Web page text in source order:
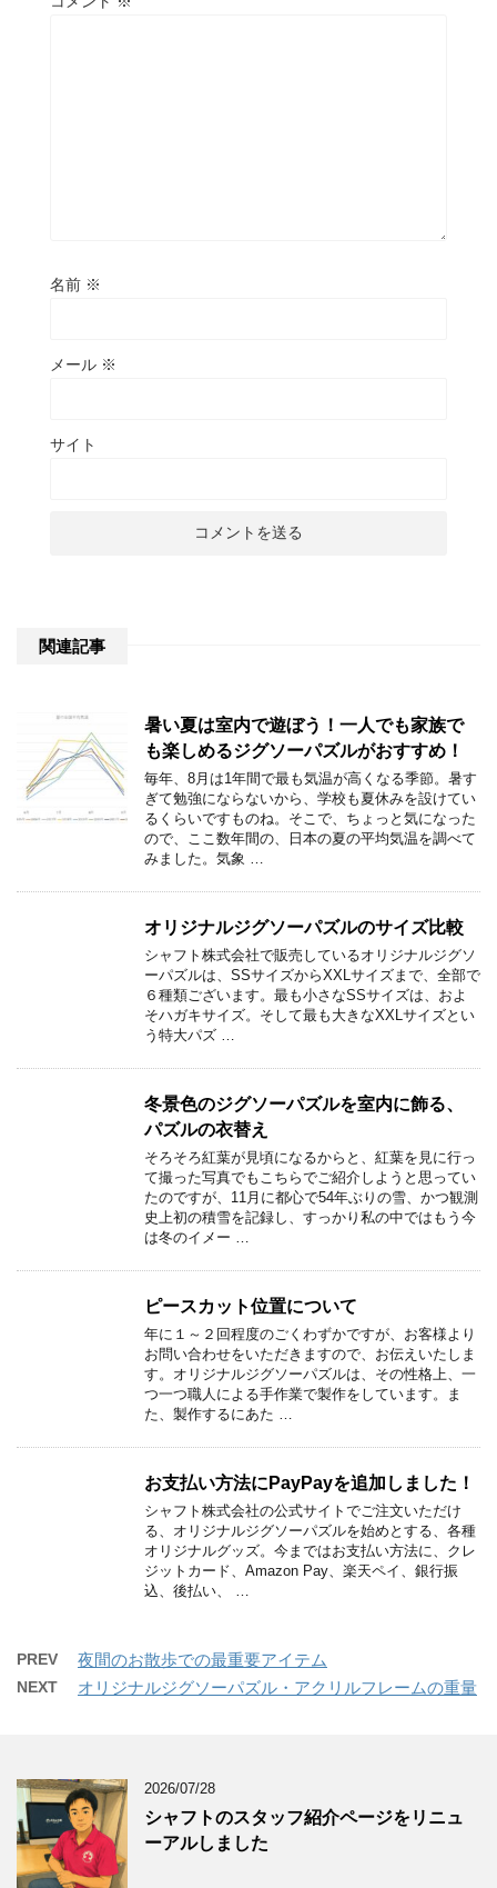
名前 ※
メール ※
サイト
関連記事
暑い夏は室内で遊ぼう！一人でも家族で
も楽しめるジグソーパズルがおすすめ！
毎年、8月は1年間で最も気温が高くなる季節。暑す
ぎて勉強にならないから、学校も夏休みを設けてい
るくらいですものね。そこで、ちょっと気になった
ので、ここ数年間の、日本の夏の平均気温を調べて
みました。気象 …
オリジナルジグソーパズルのサイズ比較
シャフト株式会社で販売しているオリジナルジグソ
ーパズルは、SSサイズからXXLサイズまで、全部で
６種類ございます。最も小さなSSサイズは、およ
そハガキサイズ。そして最も大きなXXLサイズとい
う特大パズ …
冬景色のジグソーパズルを室内に飾る、
パズルの衣替え
そろそろ紅葉が見頃になるからと、紅葉を見に行っ
て撮った写真でもこちらでご紹介しようと思ってい
たのですが、11月に都心で54年ぶりの雪、かつ観測
史上初の積雪を記録し、すっかり私の中ではもう今
は冬のイメー …
ピースカット位置について
年に１～２回程度のごくわずかですが、お客様より
お問い合わせをいただきますので、お伝えいたしま
す。オリジナルジグソーパズルは、その性格上、一
つ一つ職人による手作業で製作をしています。ま
た、製作するにあた …
お支払い方法にPayPayを追加しました！
シャフト株式会社の公式サイトでご注文いただけ
る、オリジナルジグソーパズルを始めとする、各種
オリジナルグッズ。今まではお支払い方法に、クレ
ジットカード、Amazon Pay、楽天ペイ、銀行振
込、後払い、 …
PREV 夜間のお散歩での最重要アイテム
NEXT オリジナルジグソーパズル・アクリルフレームの重量
2026/07/28
シャフトのスタッフ紹介ページをリニュ
ーアルしました